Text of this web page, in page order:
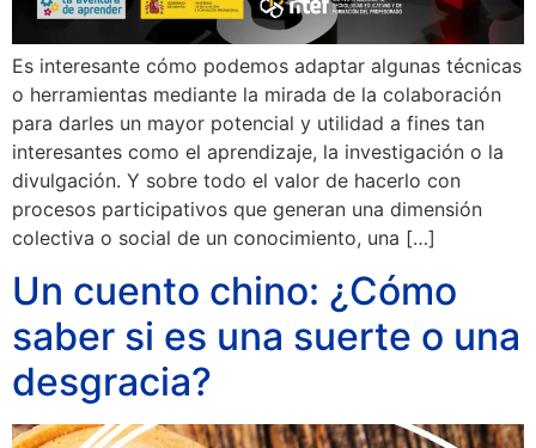
Es interesante cómo podemos adaptar algunas técnicas
o herramientas mediante la mirada de la colaboración
para darles un mayor potencial y utilidad a fines tan
interesantes como el aprendizaje, la investigación o la
divulgación. Y sobre todo el valor de hacerlo con
procesos participativos que generan una dimensión
colectiva o social de un conocimiento, una […]
Un cuento chino: ¿Cómo
saber si es una suerte o una
desgracia?